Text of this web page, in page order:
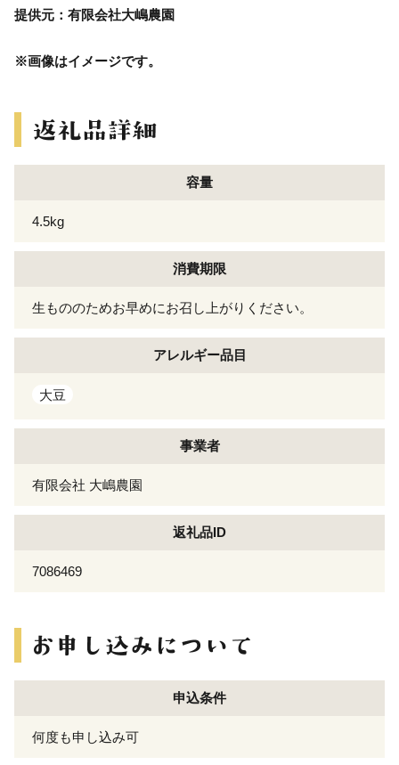
提供元：有限会社大嶋農園
※画像はイメージです。
容量
4.5kg
消費期限
生もののためお早めにお召し上がりください。
アレルギー品目
大豆
事業者
有限会社 大嶋農園
返礼品ID
7086469
申込条件
何度も申し込み可